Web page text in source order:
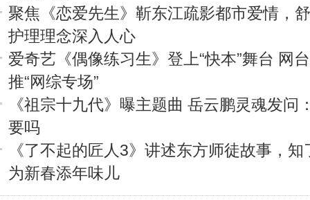
聚焦《恋爱先生》靳东江疏影都市爱情，
护理理念深入人心
爱奇艺《偶像练习生》登上“快本”舞台 网
推“网综专场”
《祖宗十九代》曝主题曲 岳云鹏灵魂发问
要吗
《了不起的匠人3》讲述东方师徒故事，知
为新春添年味儿